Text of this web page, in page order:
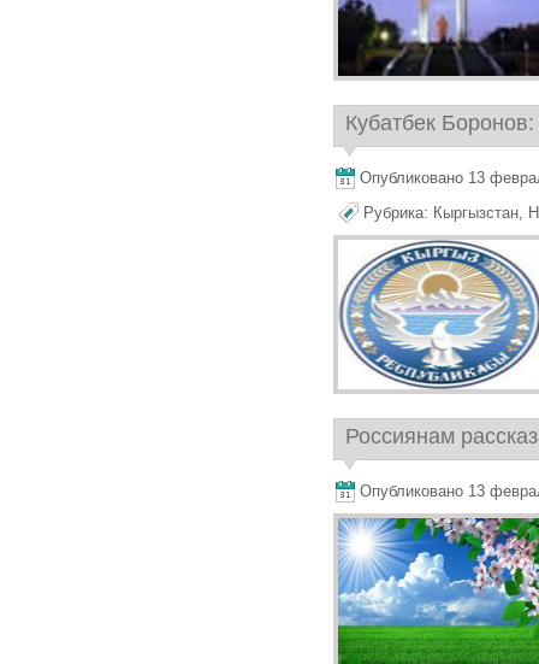
Кубатбек
Опубликовано 13
Рубрика: Кыргызстан,
Россиянам
Опубликовано 13